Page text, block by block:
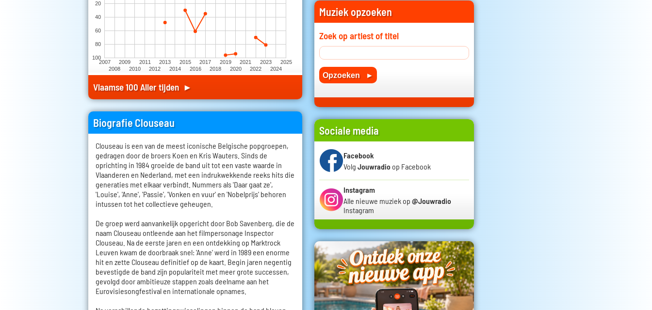
2007
2008
2009
2010
2011
2012
2013
2014
2015
2016
2017
2018
2019
2020
2021
2022
2023
2024
2025
20
40
60
80
100
Vlaamse 100 Aller tijden ►
Biografie Clouseau
Clouseau is een van de meest iconische Belgische popgroepen,
gedragen door de broers Koen en Kris Wauters. Sinds de
oprichting in 1984 groeide de band uit tot een vaste waarde in
Vlaanderen en Nederland, met een indrukwekkende reeks hits die
generaties met elkaar verbindt. Nummers als 'Daar gaat ze',
'Louise', 'Anne', 'Passie', 'Vonken en vuur' en 'Nobelprijs' behoren
intussen tot het collectieve geheugen.
De groep werd aanvankelijk opgericht door Bob Savenberg, die de
naam Clouseau ontleende aan het filmpersonage Inspector
Clouseau. Na de eerste jaren en een ontdekking op Marktrock
Leuven kwam de doorbraak snel: 'Anne' werd in 1989 een enorme
hit en zette Clouseau definitief op de kaart. Begin jaren negentig
bevestigde de band zijn populariteit met meer grote successen,
gevolgd door ambitieuze stappen zoals deelname aan het
Eurovisiesongfestival en internationale opnames.
Muziek opzoeken
Zoek op artiest of titel
Sociale media
Facebook
Volg Jouwradio op Facebook
Instagram
Alle nieuwe muziek op @Jouwradio
Instagram